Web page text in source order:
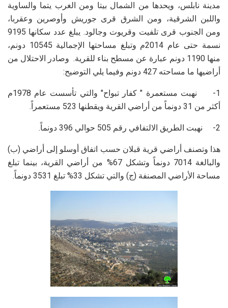
مدينة نابلس، ويحدها من الشمال بيتا ومن الغرب يتما والساوية
واللبن الشرقية، ومن الشرق قرى جوريش وأوصرين وعقربا،
ومن الجنوب قرى تلفيت وقريوت وجالود. يبلغ عدد سكانها 9195
نسمة حتى عام 2014م وتبلغ مساحتها الإجمالية 10545 دونم،
منها 1190 دونم عبارة عن مسطح بناء للقرية. وصادر الاحتلال من
أراضيها ما مساحته 427 دونم وفيما يلي التوضيح:
1- نهبت مستعمرة " كفار تبواح" والتي تأسست عام 1978م
أكثر من 31 دونماً من أراضي القرية ويقطنها 523 مستعمراً.
2- نهبت الطريق الالتفافي رقم 505 حوالي 396 دونماً.
هذا وتصنف أراضي قرية قبلان حسب اتفاق أوسلو إلى أراضي (ب)
والبالغة 7014 دونماً وتشكل 67% من أراضي القرية، بينما تبلغ
مساحة الأراضي المصنفة (ج) والتي تشكل 33% تبلغ 3531 دونماً.